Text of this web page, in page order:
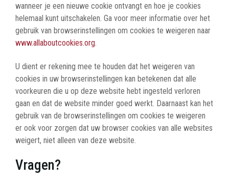
wanneer je een nieuwe cookie ontvangt en hoe je cookies
helemaal kunt uitschakelen. Ga voor meer informatie over het
gebruik van browserinstellingen om cookies te weigeren naar
www.allaboutcookies.org.
U dient er rekening mee te houden dat het weigeren van
cookies in uw browserinstellingen kan betekenen dat alle
voorkeuren die u op deze website hebt ingesteld verloren
gaan en dat de website minder goed werkt. Daarnaast kan het
gebruik van de browserinstellingen om cookies te weigeren
er ook voor zorgen dat uw browser cookies van alle websites
weigert, niet alleen van deze website.
Vragen?